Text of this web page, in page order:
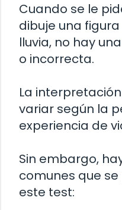
Cuando se le
dibuje una
lluvia, no hay
o incorrecta.
La
variar según la
experiencia de
Sin embargo,
comunes que
este test: